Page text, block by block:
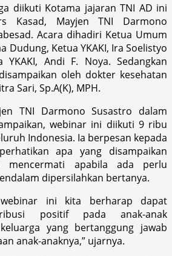
diikuti Kotama jajaran TNI AD ini
Kasad, Mayjen TNI Darmono
Acara dihadiri Ketua Umum
Dudung, Ketua YKAKI, Ira Soelistyo
YKAKI, Andi F. Noya. Sedangkan
oleh dokter kesehatan
Sari, Sp.A(K), MPH.
TNI Darmono Susastro dalam
webinar ini diikuti 9 ribu
Indonesia. Ia berpesan kepada
apa yang disampaikan
mencermati apabila ada perlu
dipersilahkan bertanya.
webinar ini kita berharap dapat
positif pada anak-anak
yang bertanggung jawab
anak-anaknya,” ujarnya.